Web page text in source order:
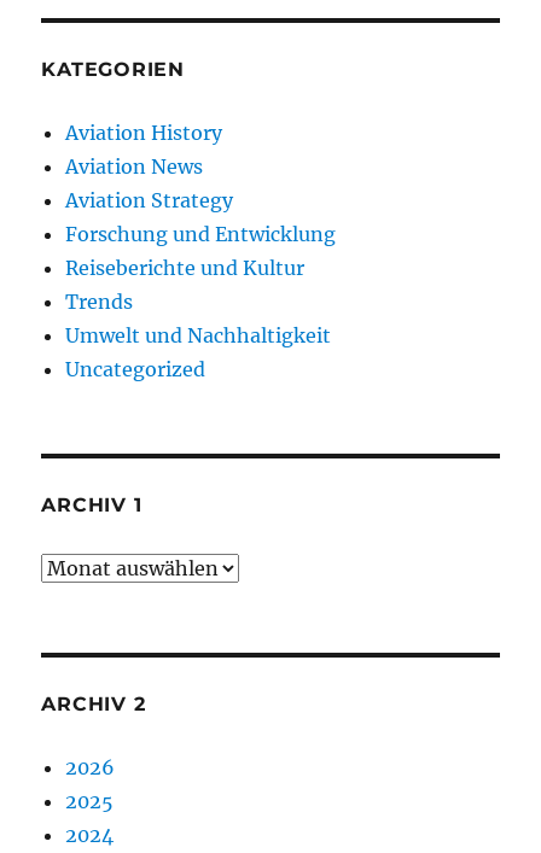
KATEGORIEN
Aviation History
Aviation News
Aviation Strategy
Forschung und Entwicklung
Reiseberichte und Kultur
Trends
Umwelt und Nachhaltigkeit
Uncategorized
ARCHIV 1
Archiv
ARCHIV 2
2026
2025
2024